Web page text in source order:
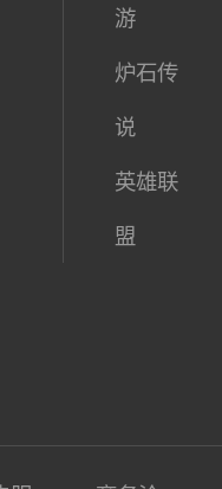
游
炉石传
说
英雄联
盟